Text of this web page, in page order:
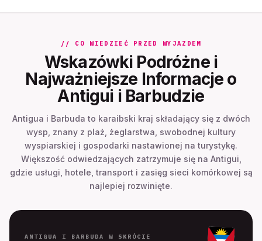
// CO WIEDZIEĆ PRZED WYJAZDEM
Wskazówki Podróżne i
Najważniejsze Informacje o
Antigui i Barbudzie
Antigua i Barbuda to karaibski kraj składający się z dwóch
wysp, znany z plaż, żeglarstwa, swobodnej kultury
wyspiarskiej i gospodarki nastawionej na turystykę.
Większość odwiedzających zatrzymuje się na Antigui,
gdzie usługi, hotele, transport i zasięg sieci komórkowej są
najlepiej rozwinięte.
ANTIGUA I BARBUDA W SKRÓCIE